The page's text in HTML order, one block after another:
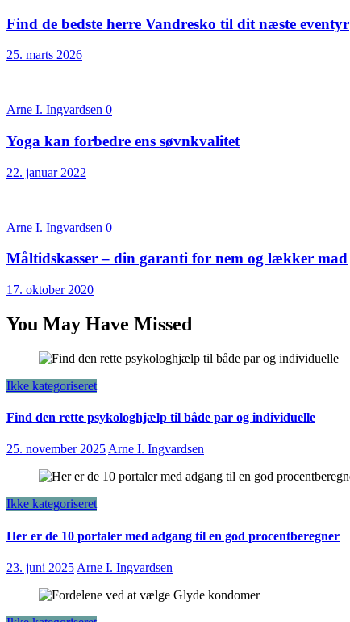
Find de bedste herre Vandresko til dit næste eventyr
25. marts 2026
Arne I. Ingvardsen 0
Yoga kan forbedre ens søvnkvalitet
22. januar 2022
Arne I. Ingvardsen 0
Måltidskasser – din garanti for nem og lækker mad
17. oktober 2020
You May Have Missed
Ikke kategoriseret
Find den rette psykologhjælp til både par og individuelle
25. november 2025Arne I. Ingvardsen
Ikke kategoriseret
Her er de 10 portaler med adgang til en god procentberegner
23. juni 2025 Arne I. Ingvardsen